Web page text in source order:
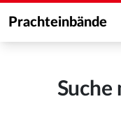
Prachteinbände